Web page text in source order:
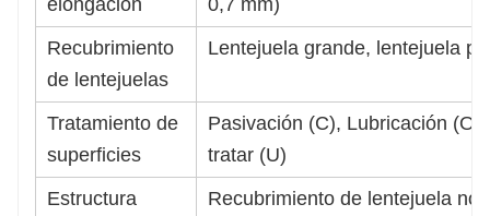
elongación
0,7 mm)
Recubrimiento
de lentejuelas
Lentejuela grande, lentejuela
Tratamiento de
superficies
Pasivación (C), Lubricación
tratar (U)
Estructura
Recubrimiento de lentejuela